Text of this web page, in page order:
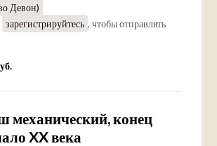
Девон)
зарегистрируйтесь , чтобы отправлять
механический, конец
XX века